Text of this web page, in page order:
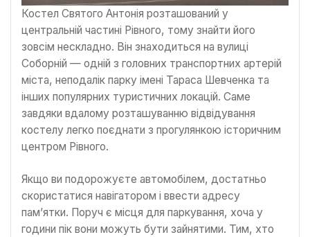
Костел Святого Антонія розташований у
центральній частині Рівного, тому знайти його
зовсім нескладно. Він знаходиться на вулиці
Соборній — одній з головних транспортних артерій
міста, неподалік парку імені Тараса Шевченка та
інших популярних туристичних локацій. Саме
завдяки вдалому розташуванню відвідування
костелу легко поєднати з прогулянкою історичним
центром Рівного.
Якщо ви подорожуєте автомобілем, достатньо
скористатися навігатором і ввести адресу
пам’ятки. Поруч є місця для паркування, хоча у
години пік вони можуть бути зайнятими. Тим, хто